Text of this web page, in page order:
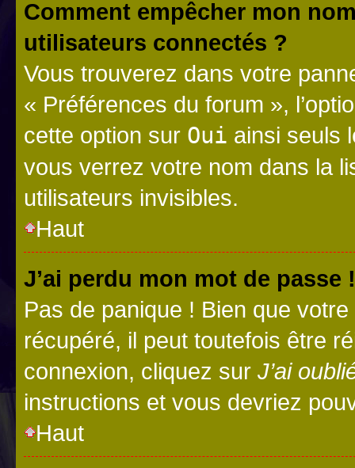
Comment empêcher mon
utilisateurs connectés ?
Vous trouverez dans votre
« Préférences du forum »,
cette option sur Oui ainsi seuls
vous verrez votre nom dans la
utilisateurs invisibles.
Haut
J’ai perdu mon mot de passe !
Pas de panique ! Bien que
récupéré, il peut toutefois être
connexion, cliquez sur J’ai
instructions et vous devriez
Haut